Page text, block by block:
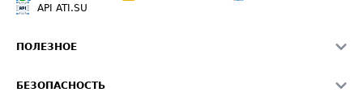
API ATI.SU
ПОЛЕЗНОЕ
БЕЗОПАСНОСТЬ